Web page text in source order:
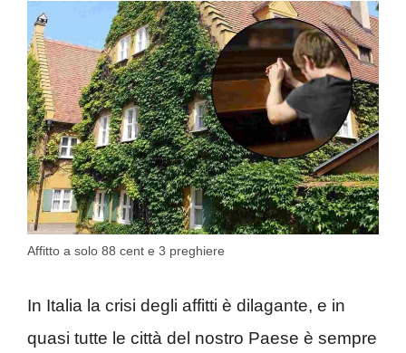
Affitto a solo 88 cent e 3 preghiere
In Italia la crisi degli affitti è dilagante, e in
quasi tutte le città del nostro Paese è sempre